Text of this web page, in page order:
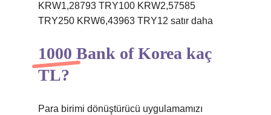
KRW1,28793 TRY100 KRW2,57585
TRY250 KRW6,43963 TRY12 satır daha
1000 Bank of Korea kaç
TL?
Para birimi dönüştürücü uygulamamızı